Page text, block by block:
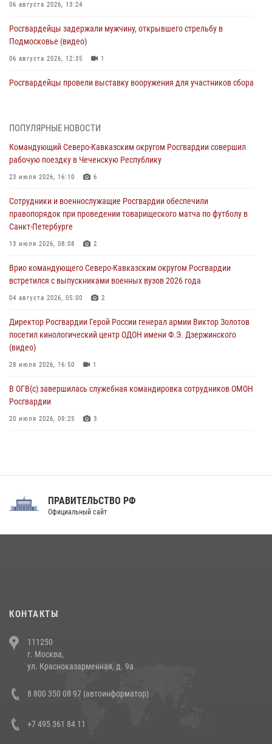
06 августа 2026, 13:24
Росгвардейцы задержали мужчину, открывшего стрельбу в
Подмосковье (видео)
06 августа 2026, 12:35 1
Росгвардейцы провели выставку вооружения для участников сбора
второй годовщине вторжения ВСУ на территорию области
06 августа 2026, 11:56
угрожавшего подростку травматическим пистолетом
06 августа 2026, 11:33 1
В Зауралье при содействии СОБР Росгвардии ликвидирована
06 августа 2026, 11:27
В Москве росгвардейцы задержали троих мужчин, устроивших
06 августа 2026, 11:20 1
ПОПУЛЯРНЫЕ НОВОСТИ
Командующий Северо-Кавказским округом Росгвардии совершил
рабочую поездку в Чеченскую Республику
23 июля 2026, 16:10 6
Сотрудники и военнослужащие Росгвардии обеспечили
правопорядок при проведении товарищеского матча по футболу в
Санкт-Петербурге
13 июля 2026, 08:08 2
Врио командующего Северо-Кавказским округом Росгвардии
встретился с выпускниками военных вузов 2026 года
04 августа 2026, 05:00 2
Директор Росгвардии Герой России генерал армии Виктор Золотов
посетил кинологический центр ОДОН имени Ф.Э. Дзержинского
(видео)
28 июля 2026, 16:50 1
В ОГВ(с) завершилась служебная командировка сотрудников ОМОН
Росгвардии
20 июля 2026, 09:25 3
Праздник «Один день с Росгвардией» к 105-летию Центрального
напавших на бригаду скорой помощи (видео)
14 июля 2026, 12:20
В Росгвардии прошла военно-научная конференция по обобщению
боевого опыта
ПРАВИТЕЛЬСТВО РФ
Официальный сайт
КОНТАКТЫ
111250
г. Москва,
ул. Красноказарменная, д. 9а
8 800 350 08 97 (автоинформатор)
+7 495 361 84 11